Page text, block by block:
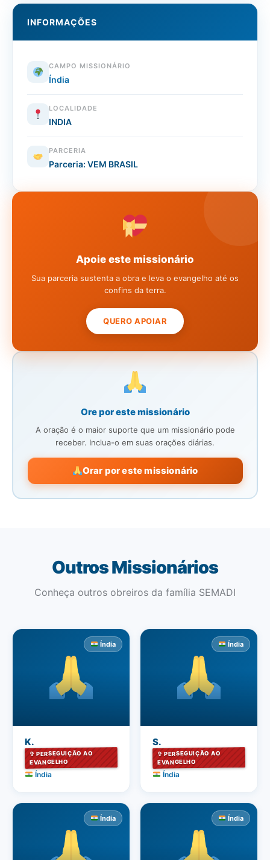
INFORMAÇÕES
CAMPO MISSIONÁRIO
Índia
LOCALIDADE
INDIA
PARCERIA
Parceria: VEM BRASIL
Apoie este missionário
Sua parceria sustenta a obra e leva o evangelho até os
confins da terra.
QUERO APOIAR
Ore por este missionário
A oração é o maior suporte que um missionário pode
receber. Inclua-o em suas orações diárias.
Orar por este missionário
Outros Missionários
Conheça outros obreiros da família SEMADI
Índia
K.
✞ PERSEGUIÇÃO AO
EVANGELHO
Índia
Índia
S.
✞ PERSEGUIÇÃO AO
EVANGELHO
Índia
Índia Índia